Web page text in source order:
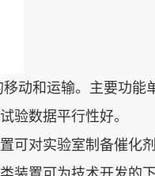
动和运输。主要功能
验数据平行性好。
可对实验室制备催化